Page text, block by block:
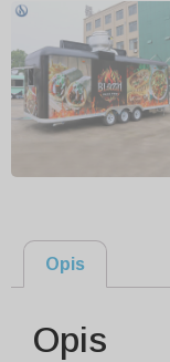
Opis
Opis